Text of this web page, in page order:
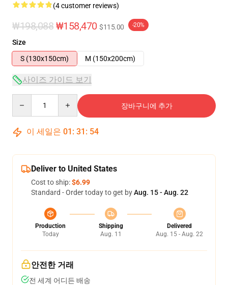
(4 customer reviews)
₩198,088 ₩158,470 $115.00 -20%
Size
S (130x150cm)
M (150x200cm)
사이즈 가이드 보기
장바구니에 추가
이 세일은 01 : 31 : 54
Deliver to United States
Cost to ship:$6.99
Standard - Order today to get byAug. 15 - Aug. 22
Production
Today
Shipping
Aug. 11
Delivered
Aug. 15 - Aug. 22
안전한 거래
전 세계 어디든 배송